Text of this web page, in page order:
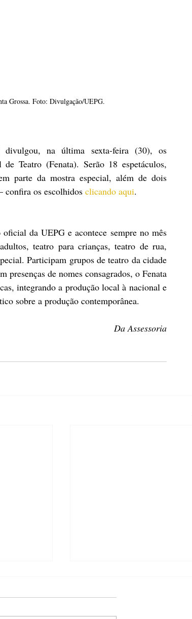
Grossa. Foto: Divulgação/UEPG.
divulgou, na última sexta-feira (30), os
Teatro (Fenata). Serão 18 espetáculos,
parte da mostra especial, além de dois
confira os escolhidos clicando aqui.
da UEPG e acontece sempre no mês
teatro para crianças, teatro de rua,
Participam grupos de teatro da cidade
presenças de nomes consagrados, o Fenata
integrando a produção local à nacional e
sobre a produção contemporânea.
Da Assessoria